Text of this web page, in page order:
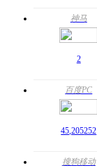
神马
2
百度PC
45,205252
搜狗移动